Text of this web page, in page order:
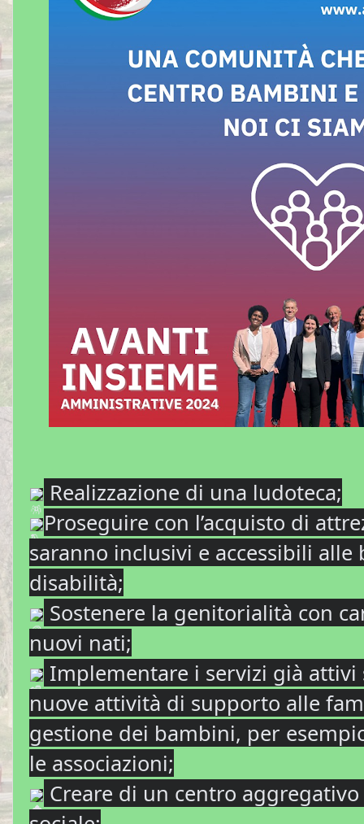
Realizzazione di una ludoteca;
Proseguire con l’acquisto di
saranno inclusivi e accessibili
disabilità;
Sostenere la genitorialità con
nuovi nati;
Implementare i servizi già
nuove attività di supporto alle
gestione dei bambini, per
le associazioni;
Creare di un centro